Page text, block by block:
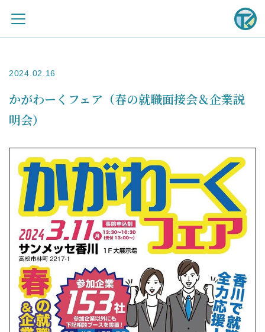
2024.02.16
かがわーくフェア（春の就職面接会＆企業説
明会）